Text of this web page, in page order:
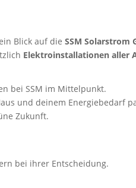
Blick auf dieSSM Solarstrom
Elektroinstallationen aller
bei SSM im Mittelpunkt.
und deinem Energiebedarf
Zukunft.
bei ihrer Entscheidung.